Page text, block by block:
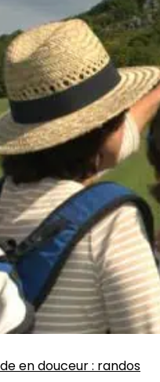
en douceur : randos